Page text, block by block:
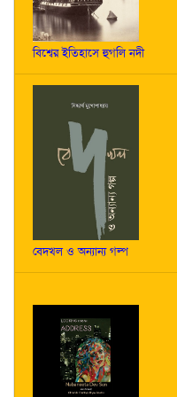
বিশ্বের ইতিহাসে হুগলি নদী
বেদখল ও অন্যান্য গল্প